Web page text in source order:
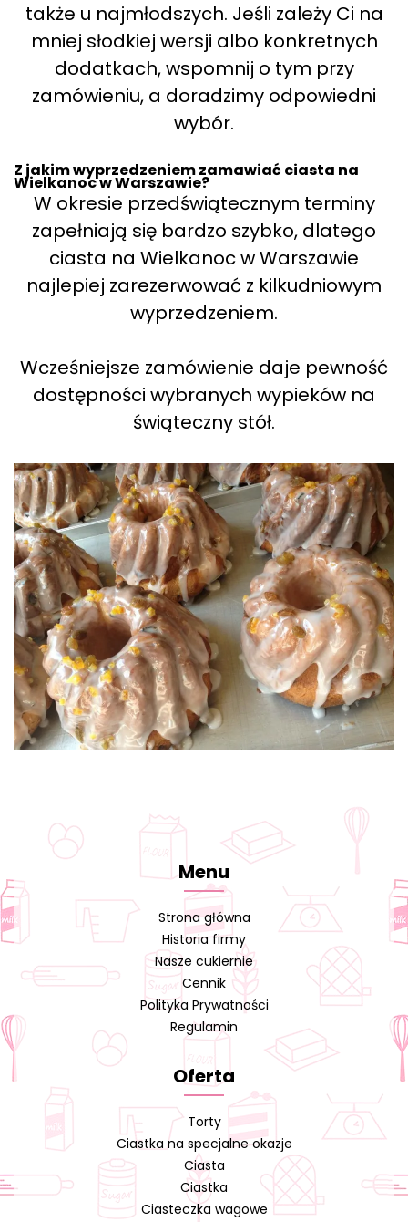
także u najmłodszych. Jeśli zależy Ci na
mniej słodkiej wersji albo konkretnych
dodatkach, wspomnij o tym przy
zamówieniu, a doradzimy odpowiedni
wybór.
Z jakim wyprzedzeniem zamawiać ciasta na
Wielkanoc w Warszawie?
W okresie przedświątecznym terminy
zapełniają się bardzo szybko, dlatego
ciasta na Wielkanoc w Warszawie
najlepiej zarezerwować z kilkudniowym
wyprzedzeniem.
Wcześniejsze zamówienie daje pewność
dostępności wybranych wypieków na
świąteczny stół.
Menu
Strona główna
Historia firmy
Nasze cukiernie
Cennik
Polityka Prywatności
Regulamin
Oferta
Torty
Ciastka na specjalne okazje
Ciasta
Ciastka
Ciasteczka wagowe